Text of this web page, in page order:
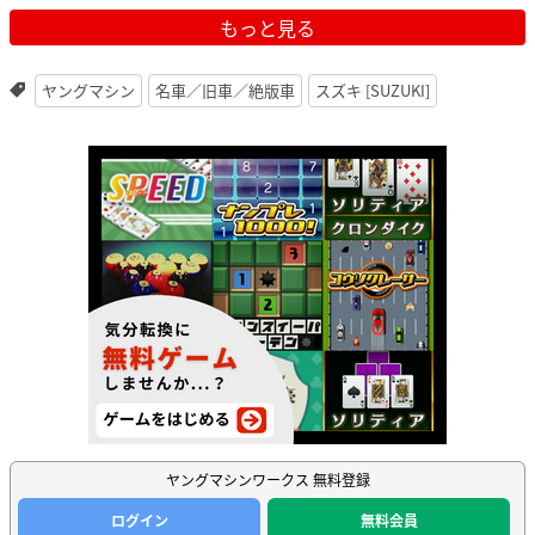
もっと見る
ヤングマシン 名車／旧車／絶版車 スズキ [SUZUKI]
ヤングマシンワークス 無料登録
ログイン
無料会員